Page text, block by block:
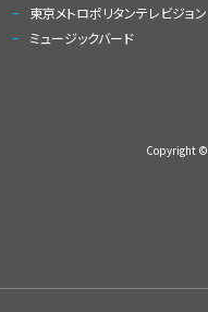
東京メトロポリタンテレビジョン
ミュージックバード
Copyright ©